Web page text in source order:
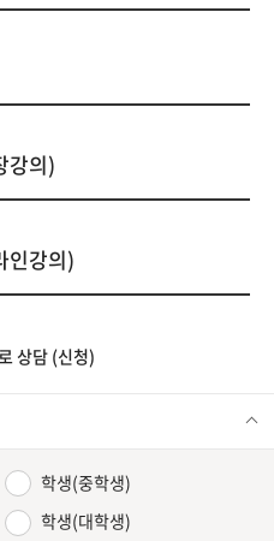
강의)
인강의)
상담 (신청)
학생(중학생)
학생(대학생)